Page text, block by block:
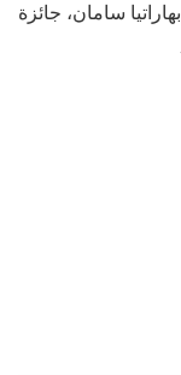
سامان، جائزة